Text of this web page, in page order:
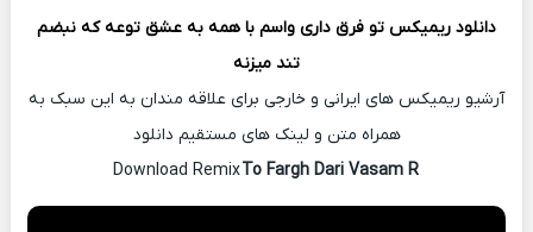
دانلود ریمیکس تو فرق داری واسم با همه به عشق توعه که نبضم
تند میزنه
آرشیو ریمیکس های ایرانی و خارجی برای علاقه مندان به این سبک به
همراه متن و لینک های مستقیم دانلود
To Fargh Dari Vasam R